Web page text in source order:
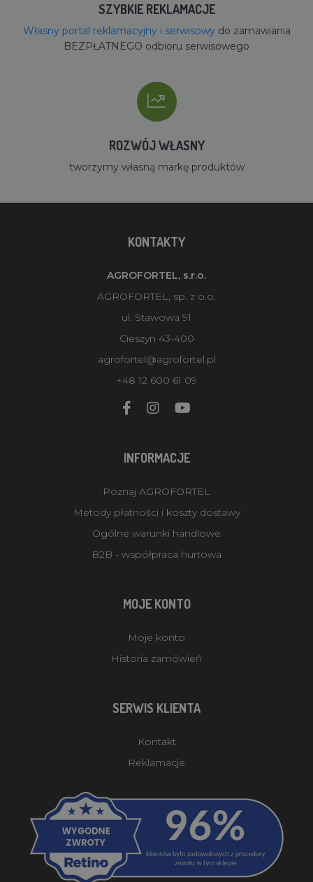
SZYBKIE REKLAMACJE
Własny portal reklamacyjny i serwisowydo zamawiania
BEZPŁATNEGO odbioru serwisowego
ROZWÓJ WŁASNY
tworzymy własną markę produktów
KONTAKTY
AGROFORTEL, s.r.o.
AGROFORTEL, sp. z o.o.
ul. Stawowa 91
Cieszyn 43-400
agrofortel@agrofortel.pl
+48 12 600 61 09
INFORMACJE
Poznaj AGROFORTEL
Metody płatności i koszty dostawy
Ogólne warunki handlowe
B2B - współpraca hurtowa
MOJE KONTO
Moje konto
Historia zamówień
SERWIS KLIENTA
Kontakt
Reklamacje